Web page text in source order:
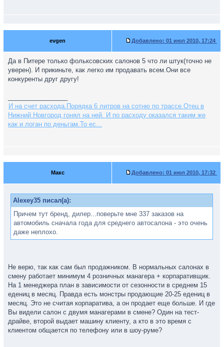
evgen Добавлено: 01 июл 2010, 17:24
Да в Питере только фольксовских салонов 5 что ли штук(точно не
уверен). И прикиньте, как легко им продавать всем.Они все
конкуренты друг другу!
И на счет расхода.Порядка 6 литров на сотню по трассе.Отец в
Нижний Новгород гонял на ней. И по расходу оказался таким же
как и логан по деньгам.То ес...
Макс Добавлено: 01 июл 2010, 17:32
Alexey35 писал(а):
Причем тут бренд, дилер...поверьте мне 337 заказов на
автомобиль сначала года для среднего автосалона - это очень
даже неплохо.
Не верю, так как сам был продажником. В нормальных салонах в
смену работает минимум 4 розничных манагера + корпаративщик.
На 1 менеджера план в зависимости от сезонности в среднем 15
едениц в месяц. Правда есть монстры продающие 20-25 едениц в
месяц. Это не считая корпаратива, а он продает еще больше. И где
Вы видели салон с двумя манагерами в смене? Один на тест-
драйве, второй выдает машину клиенту, а кто в это время с
клиентом общается по телефону или в шоу-руме?